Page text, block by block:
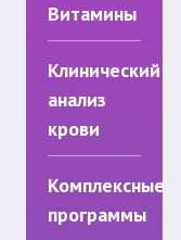
Витамины
Клинический
анализ
крови
Комплексные
программы